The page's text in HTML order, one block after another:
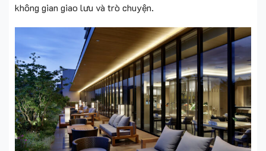
không gian giao lưu và trò chuyện.